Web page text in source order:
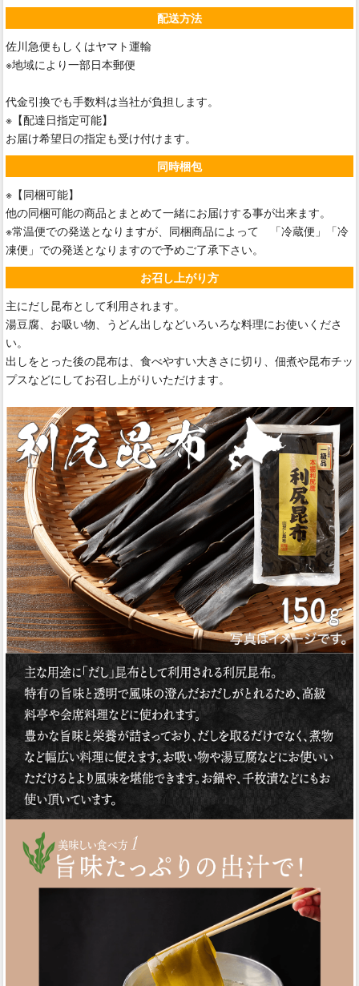
配送方法
佐川急便もしくはヤマト運輸
※地域により一部日本郵便
代金引換でも手数料は当社が負担します。
※【配達日指定可能】
お届け希望日の指定も受け付けます。
同時梱包
※【同梱可能】
他の同梱可能の商品とまとめて一緒にお届けする事が出来ます。
※常温便での発送となりますが、同梱商品によって 「冷蔵便」「冷
凍便」での発送となりますので予めご了承下さい。
お召し上がり方
主にだし昆布として利用されます。
湯豆腐、お吸い物、うどん出しなどいろいろな料理にお使いくださ
い。
出しをとった後の昆布は、食べやすい大きさに切り、佃煮や昆布チッ
プスなどにしてお召し上がりいただけます。